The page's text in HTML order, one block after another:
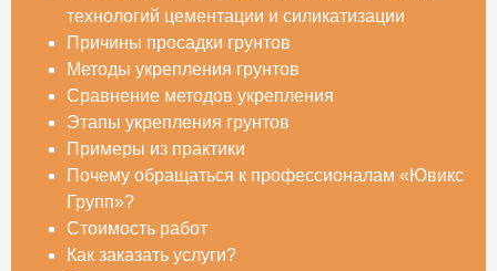
технологий цементации и силикатизации
Причины просадки грунтов
Методы укрепления грунтов
Сравнение методов укрепления
Этапы укрепления грунтов
Примеры из практики
Почему обращаться к профессионалам «Ювикс
Групп»?
Стоимость работ
Как заказать услуги?